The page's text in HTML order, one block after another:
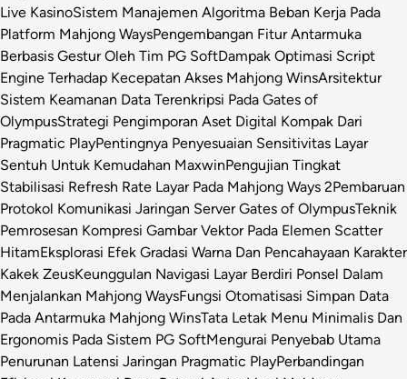
Live KasinoSistem Manajemen Algoritma Beban Kerja Pada
Platform Mahjong WaysPengembangan Fitur Antarmuka
Berbasis Gestur Oleh Tim PG SoftDampak Optimasi Script
Engine Terhadap Kecepatan Akses Mahjong WinsArsitektur
Sistem Keamanan Data Terenkripsi Pada Gates of
OlympusStrategi Pengimporan Aset Digital Kompak Dari
Pragmatic PlayPentingnya Penyesuaian Sensitivitas Layar
Sentuh Untuk Kemudahan MaxwinPengujian Tingkat
Stabilisasi Refresh Rate Layar Pada Mahjong Ways 2Pembaruan
Protokol Komunikasi Jaringan Server Gates of OlympusTeknik
Pemrosesan Kompresi Gambar Vektor Pada Elemen Scatter
HitamEksplorasi Efek Gradasi Warna Dan Pencahayaan Karakter
Kakek ZeusKeunggulan Navigasi Layar Berdiri Ponsel Dalam
Menjalankan Mahjong WaysFungsi Otomatisasi Simpan Data
Pada Antarmuka Mahjong WinsTata Letak Menu Minimalis Dan
Ergonomis Pada Sistem PG SoftMengurai Penyebab Utama
Penurunan Latensi Jaringan Pragmatic PlayPerbandingan